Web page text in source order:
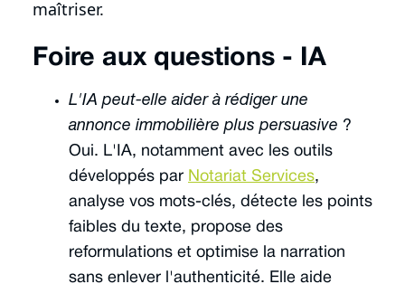
maîtriser.
Foire aux questions - IA
L'IA peut-elle aider à rédiger une
annonce immobilière plus persuasive ?
Oui. L'IA, notamment avec les outils
développés par Notariat Services,
analyse vos mots-clés, détecte les points
faibles du texte, propose des
reformulations et optimise la narration
sans enlever l'authenticité. Elle aide